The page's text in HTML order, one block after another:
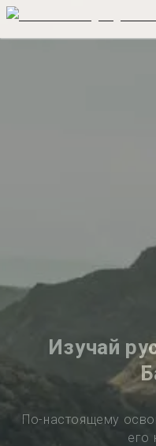
Изучай
По-настоящему
его